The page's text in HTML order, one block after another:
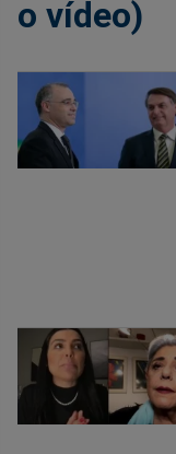
o vídeo)